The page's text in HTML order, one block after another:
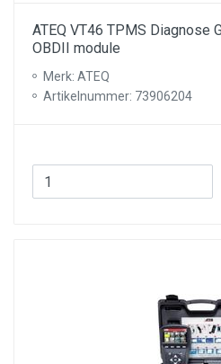
ATEQ VT46 TPMS Diagnose
OBDII module
Merk: ATEQ
Artikelnummer: 73906204